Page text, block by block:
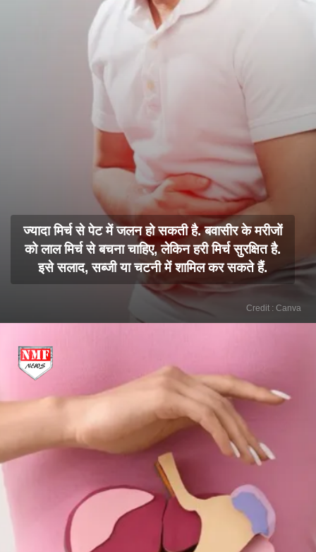
ज्यादा मिर्च से पेट में जलन हो सकती है. बवासीर के मरीजों
को लाल मिर्च से बचना चाहिए, लेकिन हरी मिर्च सुरक्षित है.
इसे सलाद, सब्जी या चटनी में शामिल कर सकते हैं.
Credit : Canva